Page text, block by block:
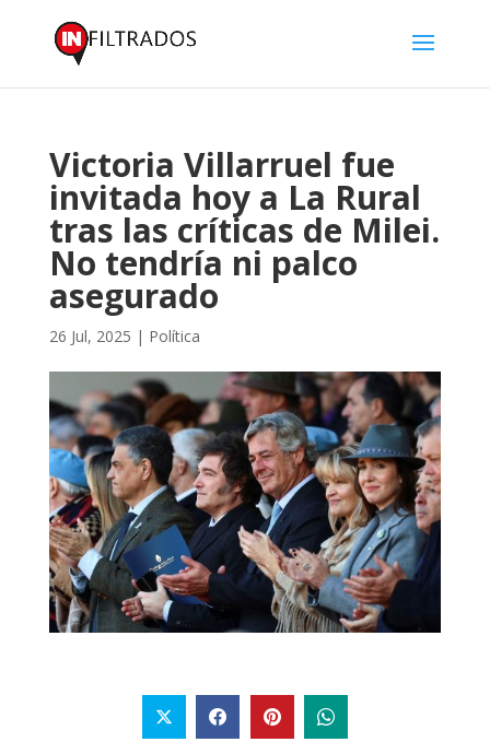
Victoria Villarruel fue
invitada hoy a La Rural
tras las críticas de Milei.
No tendría ni palco
asegurado
26 Jul, 2025 | Política